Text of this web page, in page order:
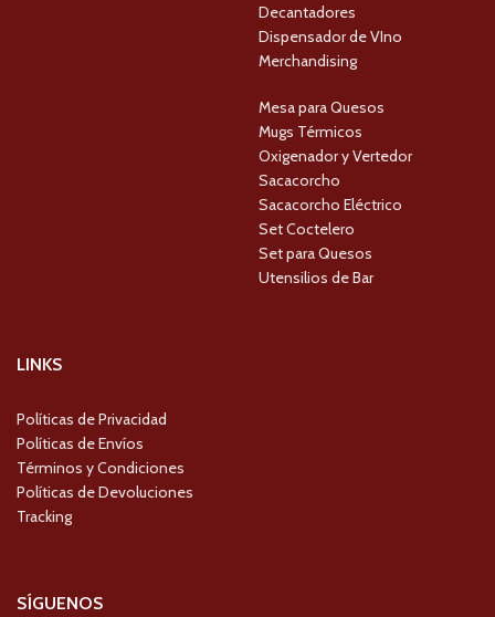
Decantadores
Dispensador de VIno
Merchandising
Mesa para Quesos
Mugs Térmicos
Oxigenador y Vertedor
Sacacorcho
Sacacorcho Eléctrico
Set Coctelero
Set para Quesos
Utensilios de Bar
LINKS
Políticas de Privacidad
Políticas de Envíos
Términos y Condiciones
Políticas de Devoluciones
Tracking
SÍGUENOS